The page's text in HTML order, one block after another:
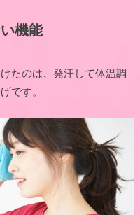
機能
たのは、発汗して体温調
です。